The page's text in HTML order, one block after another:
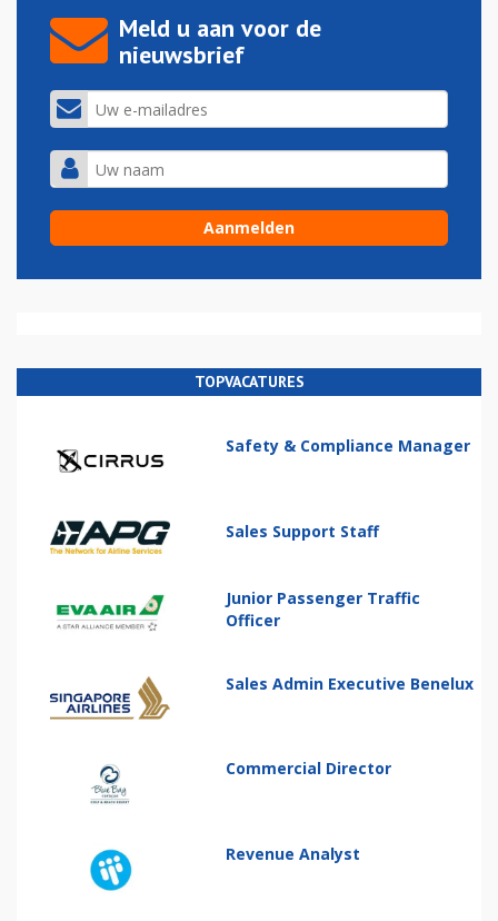
Meld u aan voor de
nieuwsbrief
TOPVACATURES
Safety & Compliance Manager
Sales Support Staff
Junior Passenger Traffic
Officer
Sales Admin Executive Benelux
Commercial Director
Revenue Analyst